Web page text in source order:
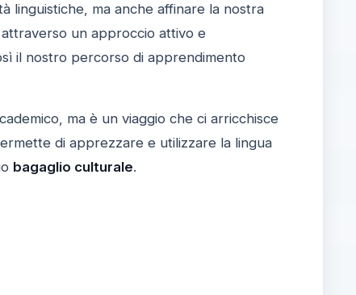
linguistiche, ma anche affinare la nostra
un approccio attivo e
il nostro percorso di apprendimento
ma è un viaggio che ci arricchisce
di apprezzare e utilizzare la lingua
bagaglio culturale.